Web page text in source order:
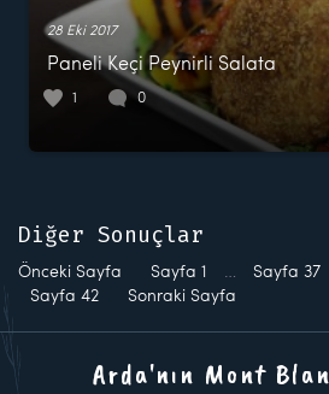
28 Eki 2017
Paneli Keçi Peynirli Salata
1 0
Diğer Sonuçlar
Önceki Sayfa Sayfa 1 … Sayfa 37
Sayfa 42 Sonraki Sayfa
Arda'nın Mont